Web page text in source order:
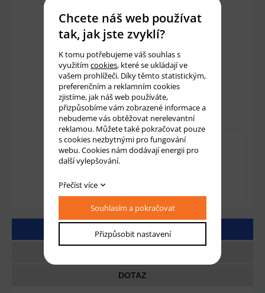
45 Kč 48 Kč
37 Kč bez DPH
Množství: ks
Přidat do košíku
DETAILNÍ POPIS
DOTAZ
Chcete náš web používat
tak, jak jste zvyklí?
K tomu potřebujeme váš souhlas s
využitím cookies, které se ukládají ve
vašem prohlížeči. Díky těmto statistickým,
preferenčním a reklamním cookies
zjistíme, jak náš web používáte,
přizpůsobíme vám zobrazené informace a
nebudeme vás obtěžovat nerelevantní
reklamou. Můžete také pokračovat pouze
s cookies nezbytnými pro fungování
webu. Cookies nám dodávají energii pro
další vylepšování.
Přečíst více
Souhlasím a pokračovat
Přizpůsobit nastavení